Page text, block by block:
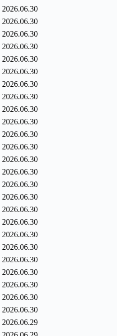
2026.06.30
2026.06.30
2026.06.30
2026.06.30
2026.06.30
2026.06.30
2026.06.30
2026.06.30
2026.06.30
2026.06.30
2026.06.30
2026.06.30
2026.06.30
2026.06.30
2026.06.30
2026.06.30
2026.06.30
2026.06.30
2026.06.30
2026.06.30
2026.06.30
2026.06.30
2026.06.30
2026.06.30
2026.06.30
2026.06.29